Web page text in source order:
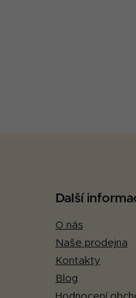
Další
O nás
Naše prodejna
Kontakty
Blog